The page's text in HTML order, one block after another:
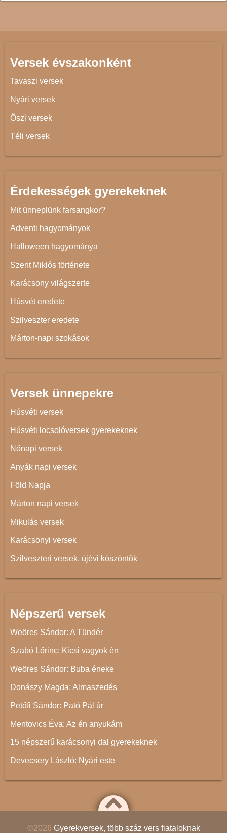
Versek évszakonként
Tavaszi versek
Nyári versek
Őszi versek
Téli versek
Érdekességek gyerekeknek
Mit ünneplünk farsangkor?
Adventi hagyományok
Halloween hagyománya
Szent Miklós története
Karácsony világszerte
Húsvét eredete
Szilveszter eredete
Márton-napi szokások
Versek ünnepekre
Húsvéti versek
Húsvéti locsolóversek gyerekeknek
Nőnapi versek
Anyák napi versek
Föld Napja
Márton napi versek
Mikulás versek
Karácsonyi versek
Szilveszteri versek, újévi köszöntők
Népszerű versek
Weöres Sándor: A Tündér
Szabó Lőrinc: Kicsi vagyok én
Weöres Sándor: Buba éneke
Donászy Magda: Almaszedés
Petőfi Sándor: Pató Pál úr
Mentovics Éva: Az én anyukám
15 népszerű karácsonyi dal gyerekeknek
Devecsery László: Nyári este
©2026 Gyerekversek, több száz vers fiataloknak